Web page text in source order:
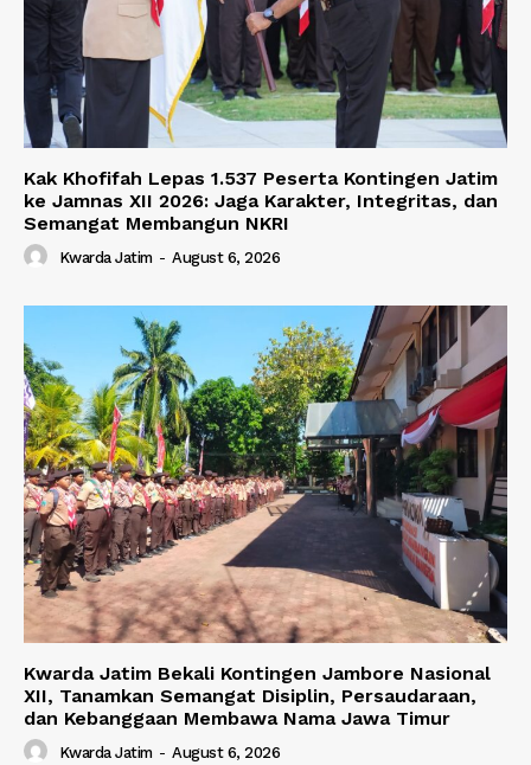
Kak Khofifah Lepas 1.537 Peserta Kontingen Jatim
ke Jamnas XII 2026: Jaga Karakter, Integritas, dan
Semangat Membangun NKRI
Kwarda Jatim - August 6, 2026
Kwarda Jatim Bekali Kontingen Jambore Nasional
XII, Tanamkan Semangat Disiplin, Persaudaraan,
dan Kebanggaan Membawa Nama Jawa Timur
Kwarda Jatim - August 6, 2026